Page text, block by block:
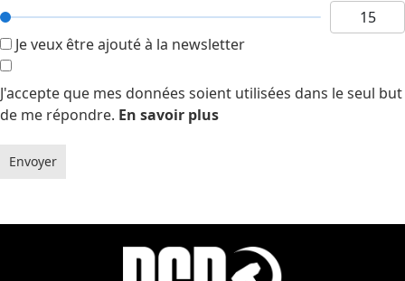
Je veux être ajouté à la newsletter
J'accepte que mes données soient utilisées dans le seul but
de me répondre. En savoir plus
Envoyer